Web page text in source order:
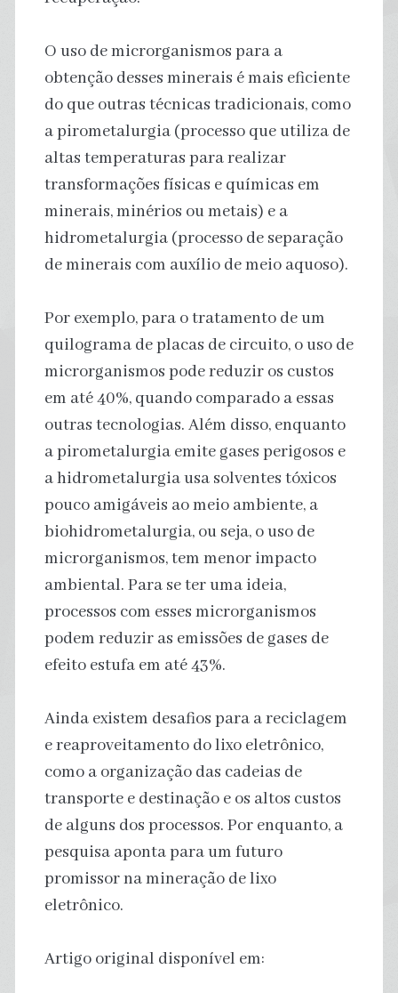
O uso de microrganismos para a
obtenção desses minerais é mais eficiente
do que outras técnicas tradicionais, como
a pirometalurgia (processo que utiliza de
altas temperaturas para realizar
transformações físicas e químicas em
minerais, minérios ou metais) e a
hidrometalurgia (processo de separação
de minerais com auxílio de meio aquoso).
Por exemplo, para o tratamento de um
quilograma de placas de circuito, o uso de
microrganismos pode reduzir os custos
em até 40%, quando comparado a essas
outras tecnologias. Além disso, enquanto
a pirometalurgia emite gases perigosos e
a hidrometalurgia usa solventes tóxicos
pouco amigáveis ao meio ambiente, a
biohidrometalurgia, ou seja, o uso de
microrganismos, tem menor impacto
ambiental. Para se ter uma ideia,
processos com esses microrganismos
podem reduzir as emissões de gases de
efeito estufa em até 43%.
Ainda existem desafios para a reciclagem
e reaproveitamento do lixo eletrônico,
como a organização das cadeias de
transporte e destinação e os altos custos
de alguns dos processos. Por enquanto, a
pesquisa aponta para um futuro
promissor na mineração de lixo
eletrônico.
Artigo original disponível em: